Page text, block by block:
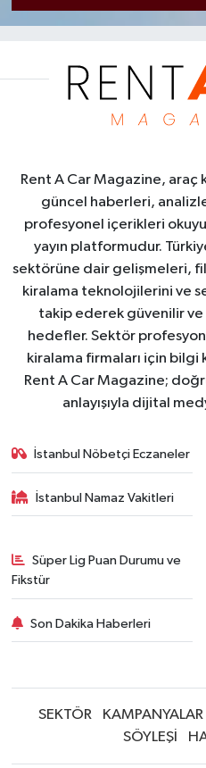
Rent A Car Magazine,
güncel haberleri,
profesyonel içerikleri
yayın platformudur.
sektörüne dair gelişmeleri,
kiralama teknolojilerini ve
takip ederek güvenilir ve
hedefler. Sektör
kiralama firmaları için bilgi
Rent A Car Magazine;
anlayışıyla dijital
İstanbul Nöbetçi Eczaneler
İstanbul Namaz Vakitleri
Süper Lig Puan Durumu ve
Fikstür
Son Dakika Haberleri
SEKTÖR KAMPANYALAR
SÖYLEŞİ